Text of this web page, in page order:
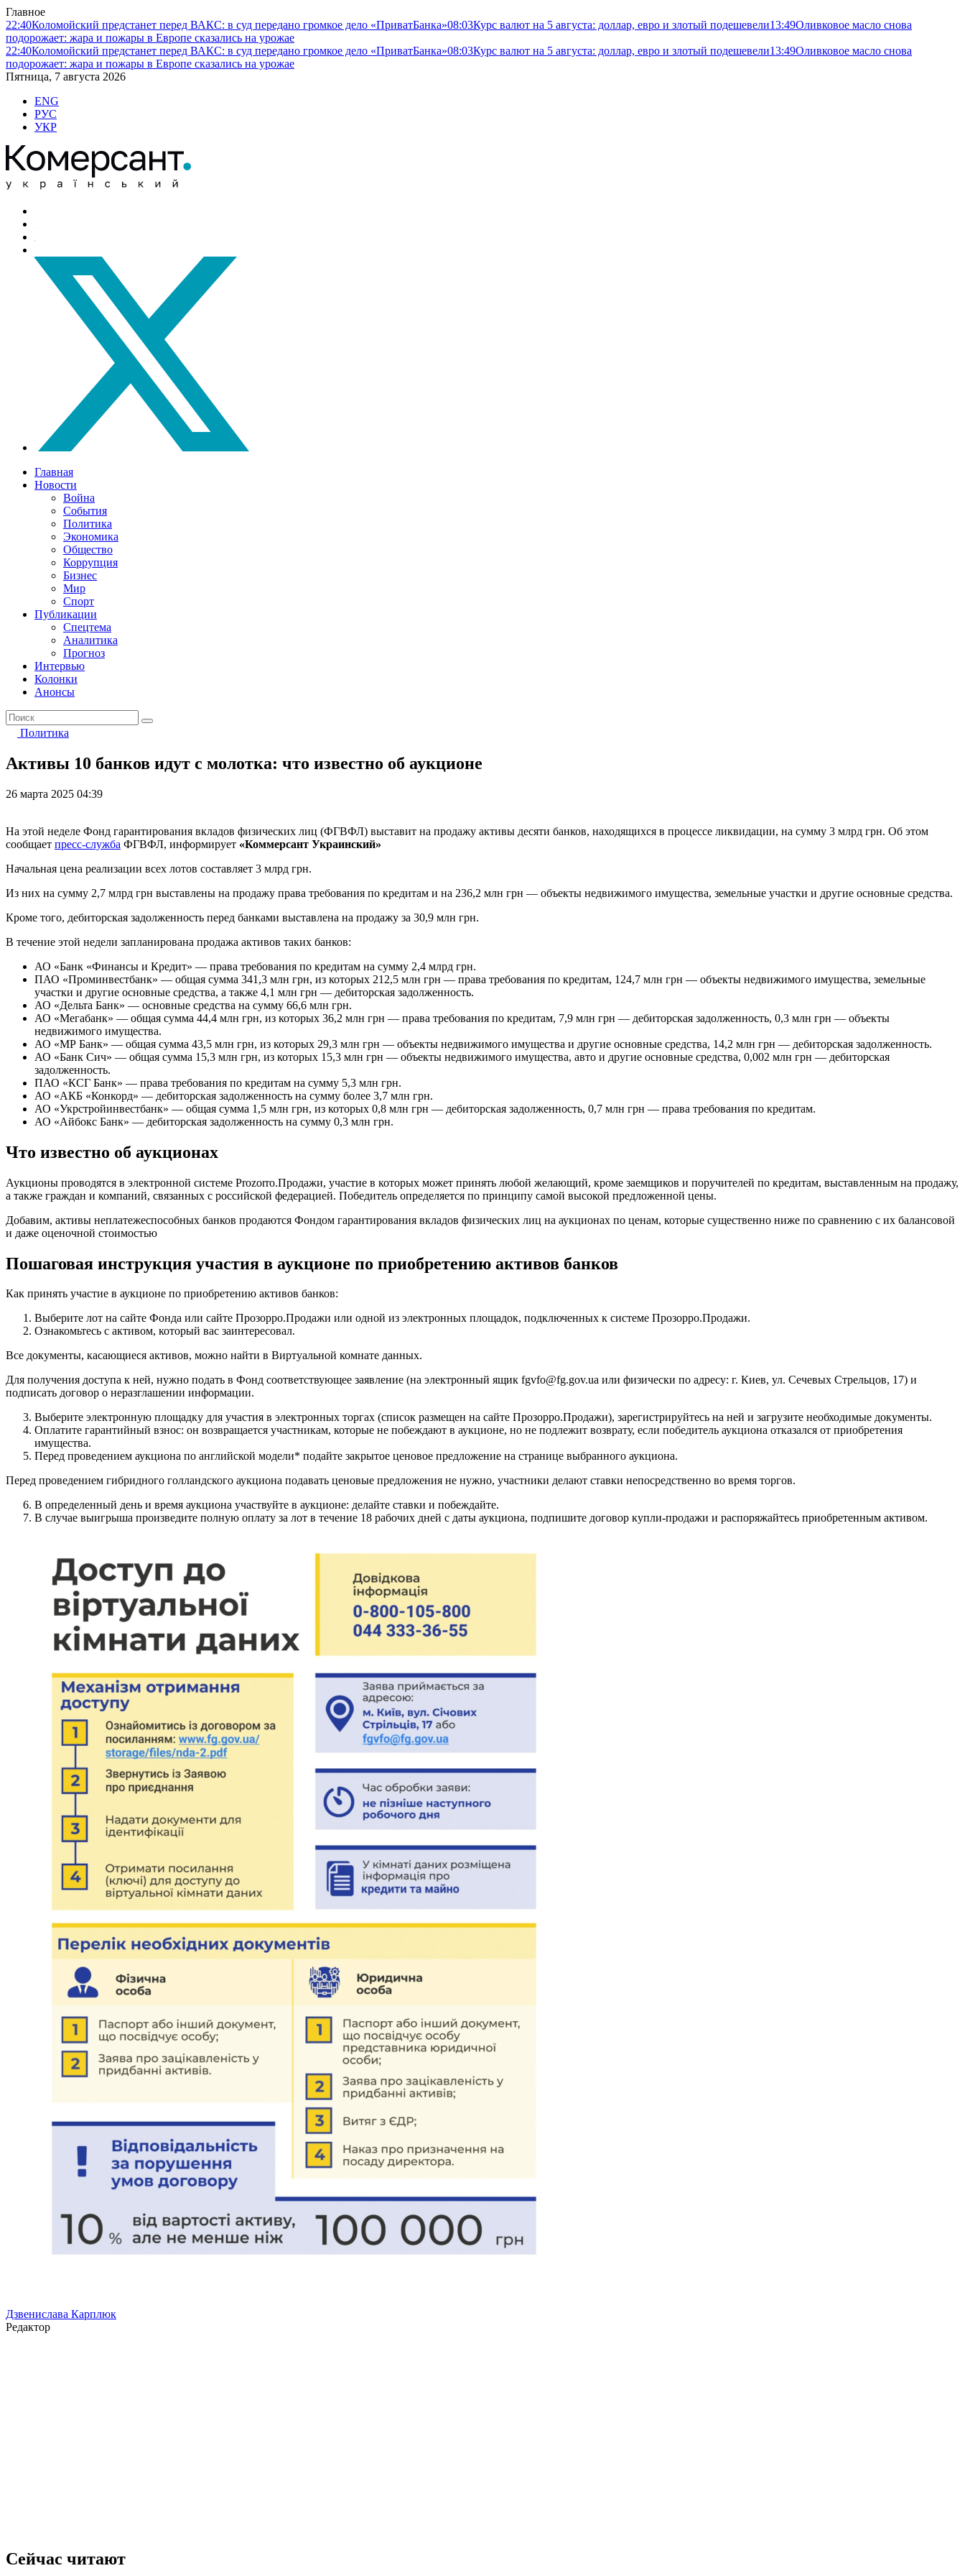
Главное
22:40Коломойский предстанет перед ВАКС: в суд передано громкое дело «ПриватБанка»08:03Курс валют на 5 августа: доллар, евро и злотый подешевели13:49Оливковое масло снова
подорожает: жара и пожары в Европе сказались на урожае
22:40Коломойский предстанет перед ВАКС: в суд передано громкое дело «ПриватБанка»08:03Курс валют на 5 августа: доллар, евро и злотый подешевели13:49Оливковое масло снова
подорожает: жара и пожары в Европе сказались на урожае
Пятница, 7 августа 2026
ENG
РУС
УКР
Главная
Новости
Война
События
Политика
Экономика
Общество
Коррупция
Бизнес
Мир
Спорт
Публикации
Спецтема
Аналитика
Прогноз
Интервью
Колонки
Анонсы
Политика
Активы 10 банков идут с молотка: что известно об аукционе
26 марта 2025 04:39
На этой неделе Фонд гарантирования вкладов физических лиц (ФГВФЛ) выставит на продажу активы десяти банков, находящихся в процессе ликвидации, на сумму 3 млрд грн. Об этом
сообщает пресс-служба ФГВФЛ, информирует «Коммерсант Украинский»
Начальная цена реализации всех лотов составляет 3 млрд грн.
Из них на сумму 2,7 млрд грн выставлены на продажу права требования по кредитам и на 236,2 млн грн — объекты недвижимого имущества, земельные участки и другие основные средства.
Кроме того, дебиторская задолженность перед банками выставлена на продажу за 30,9 млн грн.
В течение этой недели запланирована продажа активов таких банков:
АО «Банк «Финансы и Кредит» — права требования по кредитам на сумму 2,4 млрд грн.
ПАО «Проминвестбанк» — общая сумма 341,3 млн грн, из которых 212,5 млн грн — права требования по кредитам, 124,7 млн грн — объекты недвижимого имущества, земельные
участки и другие основные средства, а также 4,1 млн грн — дебиторская задолженность.
АО «Дельта Банк» — основные средства на сумму 66,6 млн грн.
АО «Мегабанк» — общая сумма 44,4 млн грн, из которых 36,2 млн грн — права требования по кредитам, 7,9 млн грн — дебиторская задолженность, 0,3 млн грн — объекты
недвижимого имущества.
АО «МР Банк» — общая сумма 43,5 млн грн, из которых 29,3 млн грн — объекты недвижимого имущества и другие основные средства, 14,2 млн грн — дебиторская задолженность.
АО «Банк Сич» — общая сумма 15,3 млн грн, из которых 15,3 млн грн — объекты недвижимого имущества, авто и другие основные средства, 0,002 млн грн — дебиторская
задолженность.
ПАО «КСГ Банк» — права требования по кредитам на сумму 5,3 млн грн.
АО «АКБ «Конкорд» — дебиторская задолженность на сумму более 3,7 млн грн.
АО «Укрстройинвестбанк» — общая сумма 1,5 млн грн, из которых 0,8 млн грн — дебиторская задолженность, 0,7 млн грн — права требования по кредитам.
АО «Айбокс Банк» — дебиторская задолженность на сумму 0,3 млн грн.
Что известно об аукционах
Аукционы проводятся в электронной системе Prozorro.Продажи, участие в которых может принять любой желающий, кроме заемщиков и поручителей по кредитам, выставленным на продажу,
а также граждан и компаний, связанных с российской федерацией. Победитель определяется по принципу самой высокой предложенной цены.
Добавим, активы неплатежеспособных банков продаются Фондом гарантирования вкладов физических лиц на аукционах по ценам, которые существенно ниже по сравнению с их балансовой
и даже оценочной стоимостью
Пошаговая инструкция участия в аукционе по приобретению активов банков
Как принять участие в аукционе по приобретению активов банков:
Выберите лот на сайте Фонда или сайте Прозорро.Продажи или одной из электронных площадок, подключенных к системе Прозорро.Продажи.
Ознакомьтесь с активом, который вас заинтересовал.
Все документы, касающиеся активов, можно найти в Виртуальной комнате данных.
Для получения доступа к ней, нужно подать в Фонд соответствующее заявление (на электронный ящик fgvfo@fg.gov.ua или физически по адресу: г. Киев, ул. Сечевых Стрельцов, 17) и
подписать договор о неразглашении информации.
Выберите электронную площадку для участия в электронных торгах (список размещен на сайте Прозорро.Продажи), зарегистрируйтесь на ней и загрузите необходимые документы.
Оплатите гарантийный взнос: он возвращается участникам, которые не побеждают в аукционе, но не подлежит возврату, если победитель аукциона отказался от приобретения
имущества.
Перед проведением аукциона по английской модели* подайте закрытое ценовое предложение на странице выбранного аукциона.
Перед проведением гибридного голландского аукциона подавать ценовые предложения не нужно, участники делают ставки непосредственно во время торгов.
В определенный день и время аукциона участвуйте в аукционе: делайте ставки и побеждайте.
В случае выигрыша произведите полную оплату за лот в течение 18 рабочих дней с даты аукциона, подпишите договор купли-продажи и распоряжайтесь приобретенным активом.
Дзвенислава Карплюк
Редактор
Сейчас читают